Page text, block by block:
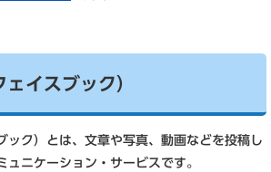
イスブック）
ク）とは、文章や写真、動画などを投稿し
ュニケーション・サービスです。